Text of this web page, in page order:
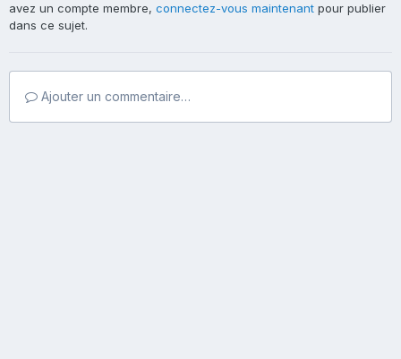
avez un compte membre, connectez-vous maintenant pour publier
dans ce sujet.
Ajouter un commentaire…